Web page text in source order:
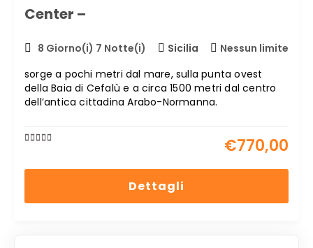
Center –
8 Giorno(i) 7 Notte(i) Sicilia
Nessun limite
sorge a pochi metri dal mare, sulla punta ovest
della Baia di Cefalù e a circa 1500 metri dal centro
dell’antica cittadina Arabo-Normanna.
€770,00
out
Dettagli